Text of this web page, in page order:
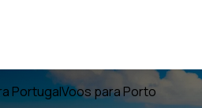
PortugalVoos para Porto